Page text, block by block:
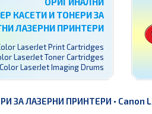
КАСЕТИ И ТОНЕРИ ЗА
ЛАЗЕРНИ ПРИНТЕРИ
LaserJet Print Cartridges
LaserJet Toner Cartridges
LaserJet Imaging Drums
ЗА ЛАЗЕРНИ ПРИНТЕРИ • Canon